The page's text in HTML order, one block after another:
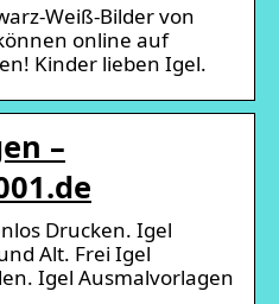
Weiß-Bilder von
online auf
Kinder lieben Igel.
–
Drucken. Igel
Alt. Frei Igel
Igel Ausmalvorlagen